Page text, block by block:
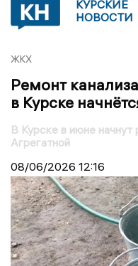
КУРСКИЕ
НОВОСТИ
ЖКХ
Ремонт
в Курске
В Курске в июне
Агрегатной
08/06/2026 12:16